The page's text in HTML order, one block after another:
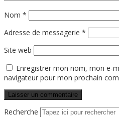
Nom *
Adresse de messagerie *
Site web
Enregistrer mon nom, mon e-
navigateur pour mon prochain
Recherche